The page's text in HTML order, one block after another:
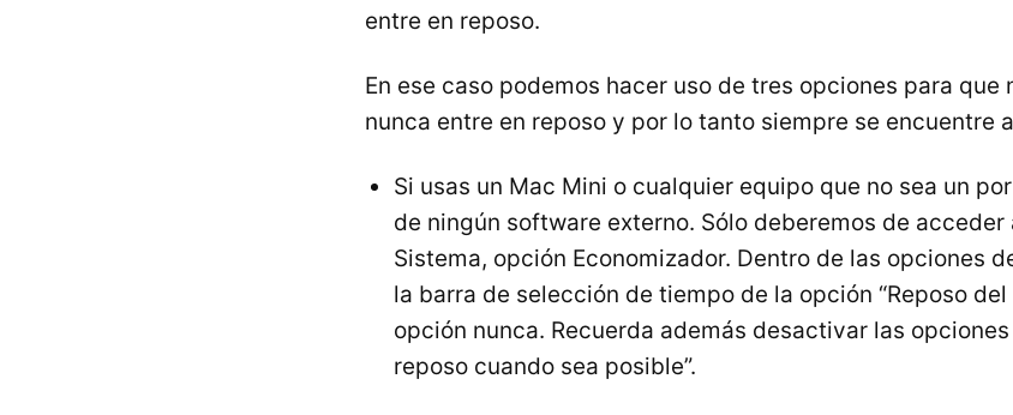
entre en reposo.
En ese caso podemos hacer uso de tres opciones para que
nunca entre en reposo y por lo tanto siempre se encuentre
Si usas un Mac Mini o cualquier equipo que no sea un
de ningún software externo. Sólo deberemos de acceder
Sistema, opción Economizador. Dentro de las opciones
la barra de selección de tiempo de la opción “Reposo
opción nunca. Recuerda además desactivar las opciones
reposo cuando sea posible”.